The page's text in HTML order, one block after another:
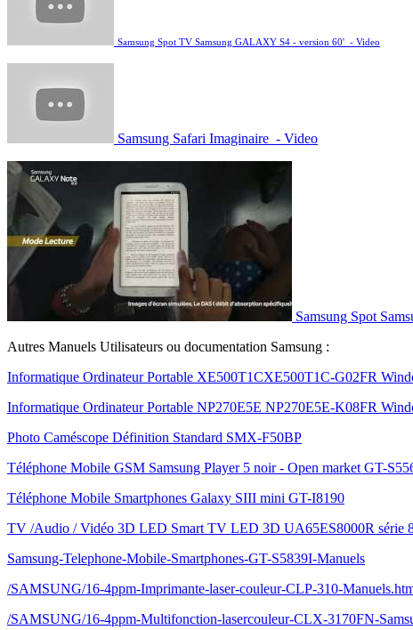
Samsung Spot TV Samsung GALAXY S4 - version 60' - Video
Samsung Safari Imaginaire - Video
Samsung Spot
Autres Manuels Utilisateurs ou documentation Samsung :
Informatique Ordinateur Portable XE500T1CXE500T1C-G02FR
Informatique Ordinateur Portable NP270E5E NP270E5E-K08FR
Photo Caméscope Définition Standard SMX-F50BP
Téléphone Mobile GSM Samsung Player 5 noir - Open market GT-
Téléphone Mobile Smartphones Galaxy SIII mini GT-I8190
TV /Audio / Vidéo 3D LED Smart TV LED 3D UA65ES8000R série
Samsung-Telephone-Mobile-Smartphones-GT-S5839I-Manuels
/SAMSUNG/16-4ppm-Imprimante-laser-couleur-CLP-310-
/SAMSUNG/16-4ppm-Multifonction-lasercouleur-CLX-3170FN-